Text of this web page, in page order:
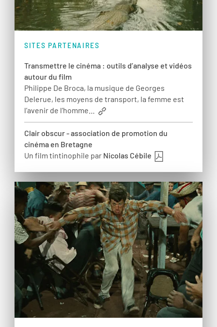
SITES PARTENAIRES
Transmettre le cinéma : outils d’analyse et vidéos
autour du film
Philippe De Broca, la musique de Georges
Delerue, les moyens de transport, la femme est
l’avenir de l’homme…
Clair obscur - association de promotion du
cinéma en Bretagne
Un film tintinophile par Nicolas Cébile